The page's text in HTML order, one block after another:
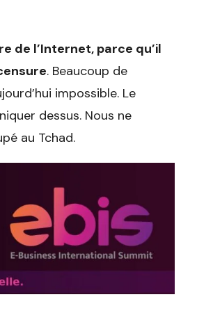
de l’Internet, parce qu’il
. Beaucoup de
impossible. Le
dessus. Nous ne
au Tchad.